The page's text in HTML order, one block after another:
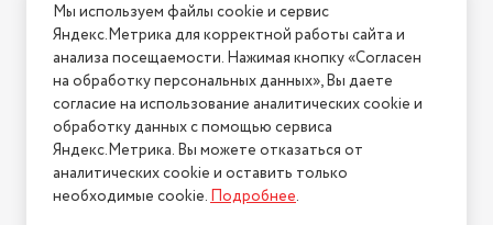
Условия возврата
Нашли ошибку на сайте? Напишите нам
2026 © Интернет-магазин "АстМаркет". У нас есть всё!
Политика конфиденциальности
Мы используем файлы cookie и сервис
Яндекс.Метрика для корректной работы сайта и
анализа посещаемости. Нажимая кнопку «Согласен
на обработку персональных данных», Вы даете
согласие на использование аналитических cookie и
обработку данных с помощью сервиса
Яндекс.Метрика. Вы можете отказаться от
аналитических cookie и оставить только
необходимые cookie.Подробнее.